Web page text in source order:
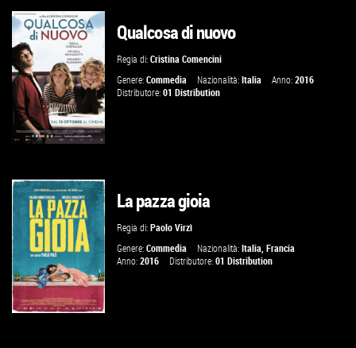
TROVA IL CINEMA
VAI ALLA SCHEDA
GUARDA IL TRAILER
VAI ALLA SCHEDA
Qualcosa di nuovo
Regia di:Cristina Comencini
Genere:Commedia Nazionalità:Italia Anno:2016
Distributore:01 Distribution
La pazza gioia
Regia di:Paolo Virzì
Genere:Commedia Nazionalità:Italia,Francia
Anno:2016 Distributore:01 Distribution